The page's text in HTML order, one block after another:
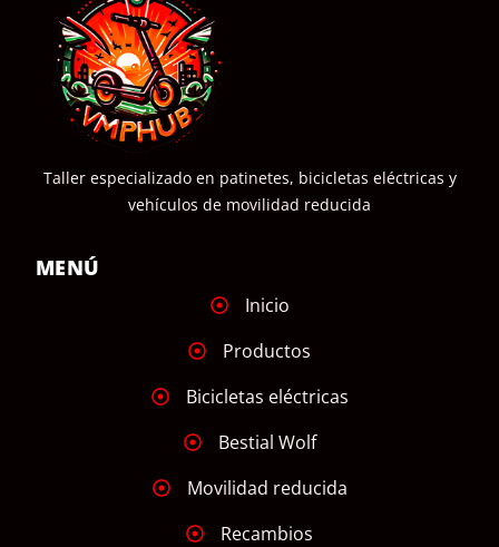
Taller especializado en patinetes, bicicletas eléctricas y
vehículos de movilidad reducida
MENÚ
Inicio
Productos
Bicicletas eléctricas
Bestial Wolf
Movilidad reducida
Recambios